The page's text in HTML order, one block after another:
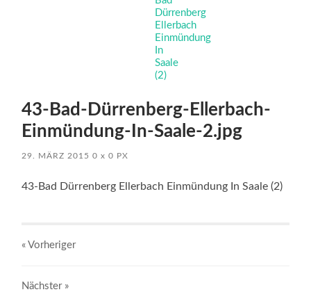
43-Bad-Dürrenberg-Ellerbach-
Einmündung-In-Saale-2.jpg
29. MÄRZ 2015 0x 0 PX
43-Bad Dürrenberg Ellerbach Einmündung In Saale (2)
« Vorheriger
Nächster »